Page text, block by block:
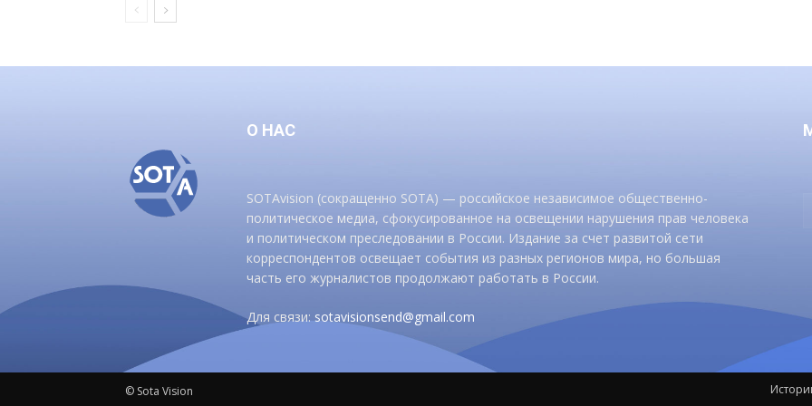
О НАС
SOTAvision (сокращенно SOTA) — российское независимое общественно-
политическое медиа, сфокусированное на освещении нарушения прав человека
и политическом преследовании в России. Издание за счет развитой сети
корреспондентов освещает события из разных регионов мира, но большая
часть его журналистов продолжают работать в России.
Для связи:sotavisionsend@gmail.com
© Sota Vision